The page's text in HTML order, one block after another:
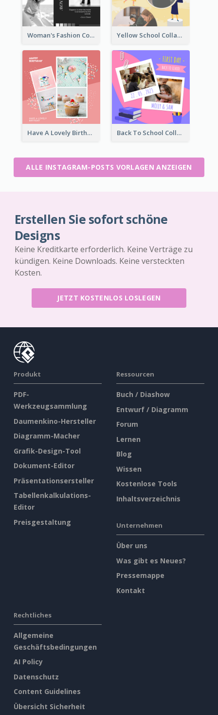
Woman's Fashion Collection Instagram Post Yellow School Collage Instagram Post
Have A Lovely Birthday Instagram Post Back To School Collage Instagram Post
ALLE INSTAGRAM-POSTS VORLAGEN ANZEIGEN
Erstellen Sie sofort schöne
Designs
Keine Kreditkarte erforderlich. Keine Verträge zu
kündigen. Keine Downloads. Keine versteckten
Kosten.
JETZT KOSTENLOS LOSLEGEN
Produkt
PDF-
Werkzeugsammlung
Daumenkino-Hersteller
Diagramm-Macher
Grafik-Design-Tool
Dokument-Editor
Präsentationsersteller
Tabellenkalkulations-
Editor
Preisgestaltung
Ressourcen
Buch / Diashow
Entwurf / Diagramm
Forum
Lernen
Blog
Wissen
Kostenlose Tools
Inhaltsverzeichnis
Unternehmen
Über uns
Was gibt es Neues?
Pressemappe
Kontakt
Rechtliches
Allgemeine
Geschäftsbedingungen
AI Policy
Datenschutz
Content Guidelines
Übersicht Sicherheit